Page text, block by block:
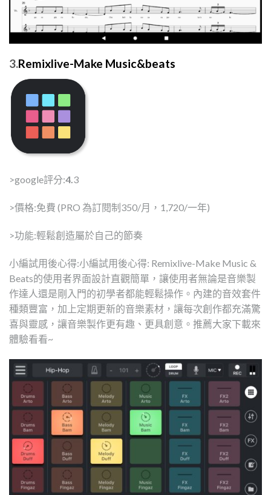
3.Remixlive-Make Music&beats
>google評分:4.3
>價格:免費 (PRO 為訂閱制350/月，1,720/一年)
>功能:輕鬆創造屬於自己的節奏
小編試用後心得:小編試用後心得: Remixlive-Make Music &
Beats的使用者界面設計直觀簡單，讓使用者無論是音樂製
作達人還是剛入門的初學者都能輕鬆操作。內建的音效套件
種類豐富，加上定期更新的音樂素材，讓每次創作都充滿驚
喜與靈感，讓音樂製作更有趣、更具創意。推薦大家下載來
體驗看看~